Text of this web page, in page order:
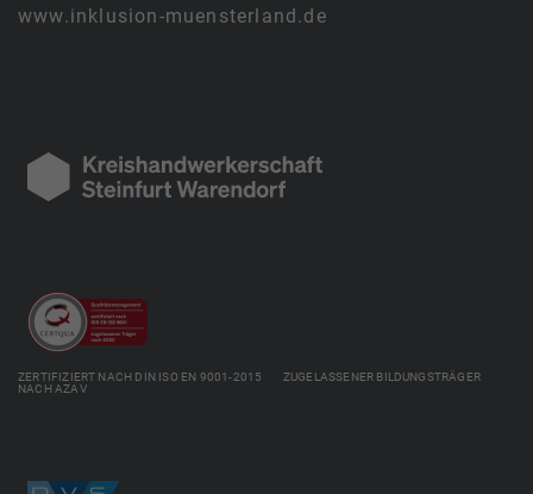
www.inklusion-muensterland.de
ZERTIFIZIERT NACH DIN ISO EN 9001-2015 ZUGELASSENER BILDUNGSTRÄGER
NACH AZAV